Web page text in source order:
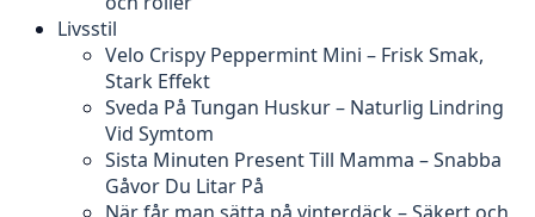
Livsstil
Velo Crispy Peppermint Mini – Frisk Smak,
Stark Effekt
Sveda På Tungan Huskur – Naturlig Lindring
Vid Symtom
Sista Minuten Present Till Mamma – Snabba
Gåvor Du Litar På